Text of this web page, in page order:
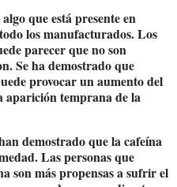
algo que está presente en
los manufacturados. Los
parecer que no son
Se ha demostrado que
provocar un aumento del
aparición temprana de la
demostrado que la cafeína
Las personas que
son más propensas a sufrir el